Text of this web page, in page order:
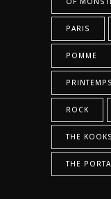
PARIS
POMME
ROCK
THE KOOKS
THE